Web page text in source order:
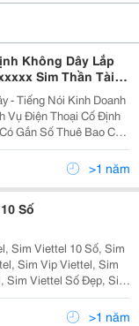
Không Dây Lắp
Sim Thần Tài,
- Tiếng Nói Kinh Doanh
Vụ Điện Thoại Cố Định
Gắn Số Thuê Bao Cố
Không Dây Hoặc #Điện
Thể Di Chuyển Trong>1 năm
10 Số
Sim Viettel 10 Số, Sim
Viettel, Sim
Sim Viettel Số Đẹp, Sim
>1 năm